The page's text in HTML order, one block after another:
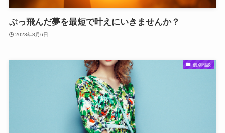
ぶっ飛んだ夢を最短で叶えにいきませんか？
2023年8月6日
個別相談